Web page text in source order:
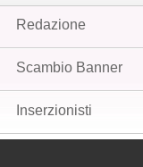
Redazione
Scambio Banner
Inserzionisti